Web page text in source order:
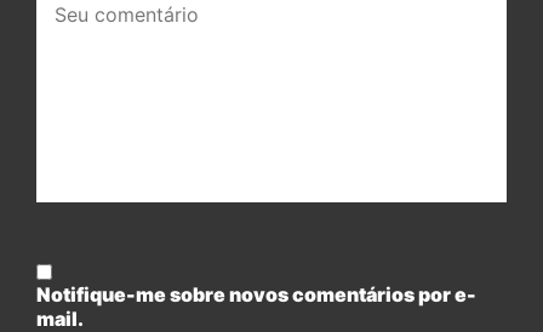
comentário:
Notifique-me sobre novos comentários por e-
mail.